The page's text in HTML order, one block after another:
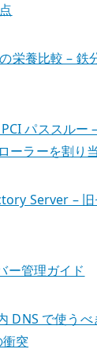
栄養比較 – 鉄
パススルー
ーラーを割り
Server –
ー管理ガイド
DNS で使う
突